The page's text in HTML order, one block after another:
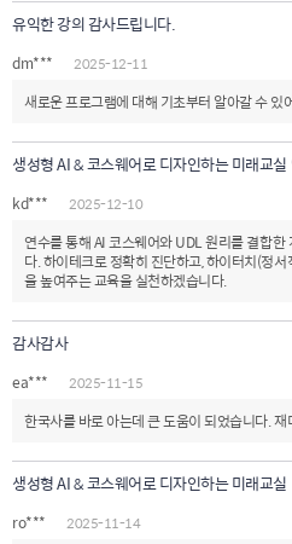
유익한 강의 감사드립니다.
dm*** 2025-12-11
새로운 프로그램에 대해 기초부터 알아갈 수 있
생성형 AI & 코스웨어로 디자인하는 미래교실
kd*** 2025-12-10
연수를 통해 AI 코스웨어와 UDL 원리를 결합
다. 하이테크로 정확히 진단하고, 하이터치(정
을 높여주는 교육을 실천하겠습니다.
감사감사
ea*** 2025-11-15
한국사를 바로 아는데 큰 도움이 되었습니다.
생성형 AI & 코스웨어로 디자인하는 미래교실
ro*** 2025-11-14